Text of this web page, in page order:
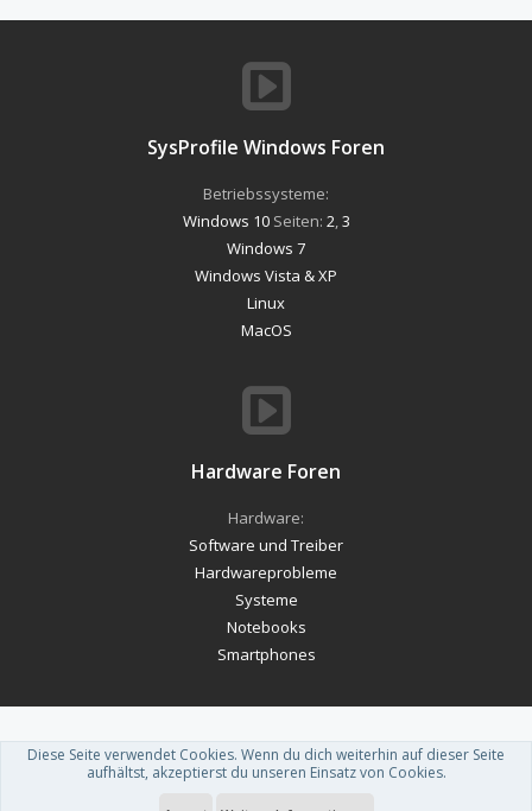
SysProfile Windows Foren
Betriebssysteme:
Windows 10Seiten: 2,3
Windows 7
Windows Vista & XP
Linux
MacOS
Hardware Foren
Hardware:
Software und Treiber
Hardwareprobleme
Systeme
Notebooks
Smartphones
Forum software by XenForo™-Deutsch von xenDach
Theme designed by ThemeHouse.
Diese Seite verwendet Cookies. Wenn du dich weiterhin auf dieser Seite
aufhältst, akzeptierst du unseren Einsatz von Cookies.